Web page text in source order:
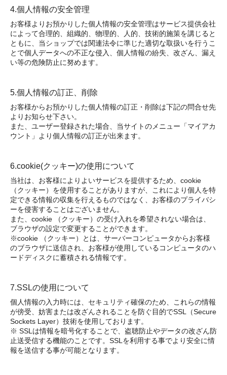
4.個人情報の安全管理
お客様よりお預かりした個人情報の安全管理はサービス提供会社
によって合理的、組織的、物理的、人的、技術的施策を講じると
ともに、当ショップでは関連法令に準じた適切な取扱いを行うこ
とで個人データへの不正な侵入、個人情報の紛失、改ざん、漏え
い等の危険防止に努めます。
5.個人情報の訂正、削除
お客様からお預かりした個人情報の訂正・削除は下記の問合せ先
よりお知らせ下さい。
また、ユーザー登録された場合、当サイトのメニュー「マイアカ
ウント」より個人情報の訂正が出来ます。
6.cookie(クッキー)の使用について
当社は、お客様によりよいサービスを提供するため、cookie
（クッキー）を使用することがありますが、これにより個人を特
定できる情報の収集を行えるものではなく、お客様のプライバシ
ーを侵害することはございません。
また、cookie （クッキー）の受け入れを希望されない場合は、
ブラウザの設定で変更することができます。
※cookie （クッキー）とは、サーバーコンピュータからお客様
のブラウザに送信され、お客様が使用しているコンピュータのハ
ードディスクに蓄積される情報です。
7.SSLの使用について
個人情報の入力時には、セキュリティ確保のため、これらの情報
が傍受、妨害または改ざんされることを防ぐ目的でSSL（Secure
Sockets Layer）技術を使用しております。
※ SSLは情報を暗号化することで、盗聴防止やデータの改ざん防
止送受信する機能のことです。SSLを利用する事でより安全に情
報を送信する事が可能となります。